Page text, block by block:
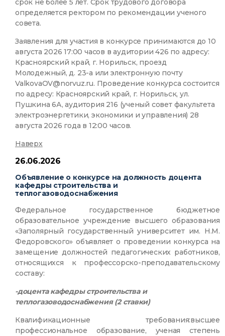
срок не более 5 лет. Срок трудового договора
определяется ректором по рекомендации ученого
совета.
Заявления для участия в конкурсе принимаются до 10
августа 2026 17:00 часов в аудитории 426 по адресу:
Красноярский край, г. Норильск, проезд
Молодежный, д. 23-а или электронную почту
ValkovaOV@norvuz.ru. Проведение конкурса состоится
по адресу: Красноярский край, г. Норильск, ул.
Пушкина 6А, аудитория 216 (ученый совет факультета
электроэнергетики, экономики и управления) 28
августа 2026 года в 12:00 часов.
Наверх
26.06.2026
Объявление о конкурсе на должность доцента
кафедры строительства и
теплогазоводоснабжения
Федеральное государственное бюджетное
образовательное учреждение высшего образования
«Заполярный государственный университет им. Н.М.
Федоровского» объявляет о проведении конкурса на
замещение должностей педагогических работников,
относящихся к профессорско-преподавательскому
составу:
-доцента кафедры строительства и
теплогазоводоснабжения (2 ставки)
Квалификационные требования:высшее
профессиональное образование, ученая степень